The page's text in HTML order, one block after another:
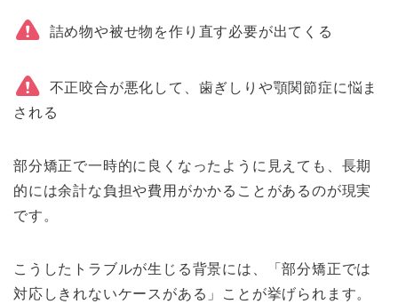
詰め物や被せ物を作り直す必要が出てくる
不正咬合が悪化して、歯ぎしりや顎関節症に悩ま
される
部分矯正で一時的に良くなったように見えても、長期
的には余計な負担や費用がかかることがあるのが現実
です。
こうしたトラブルが生じる背景には、「部分矯正では
対応しきれないケースがある」ことが挙げられます。